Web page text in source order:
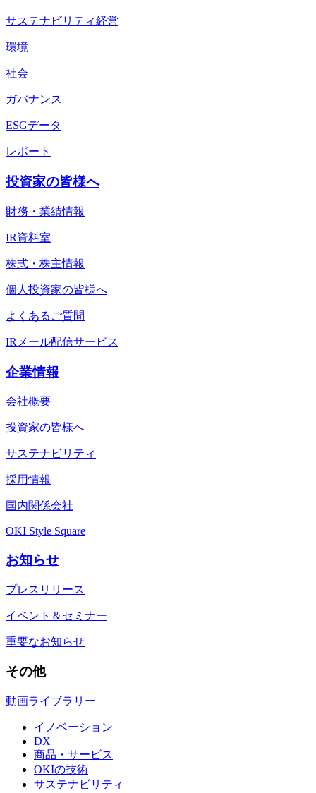
サステナビリティ経営
環境
社会
ガバナンス
ESGデータ
レポート
投資家の皆様へ
財務・業績情報
IR資料室
株式・株主情報
個人投資家の皆様へ
よくあるご質問
IRメール配信サービス
企業情報
会社概要
投資家の皆様へ
サステナビリティ
採用情報
国内関係会社
OKI Style Square
お知らせ
プレスリリース
イベント＆セミナー
重要なお知らせ
その他
動画ライブラリー
イノベーション
DX
商品・サービス
OKIの技術
サステナビリティ